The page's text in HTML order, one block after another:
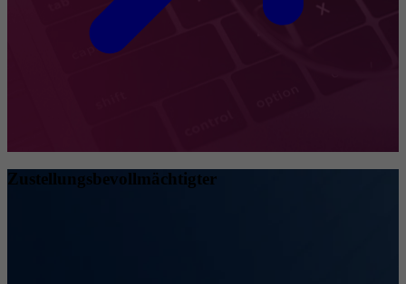
Zustellungsbevollmächtigter